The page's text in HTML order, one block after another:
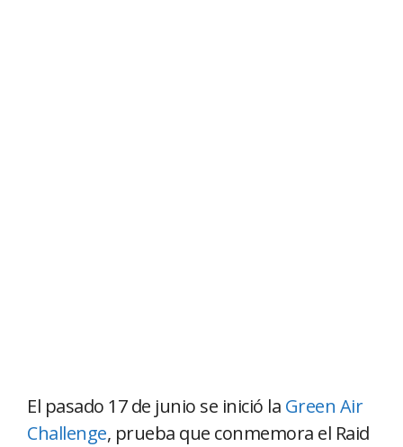
El pasado 17 de junio se inició la Green Air
Challenge, prueba que conmemora el Raid